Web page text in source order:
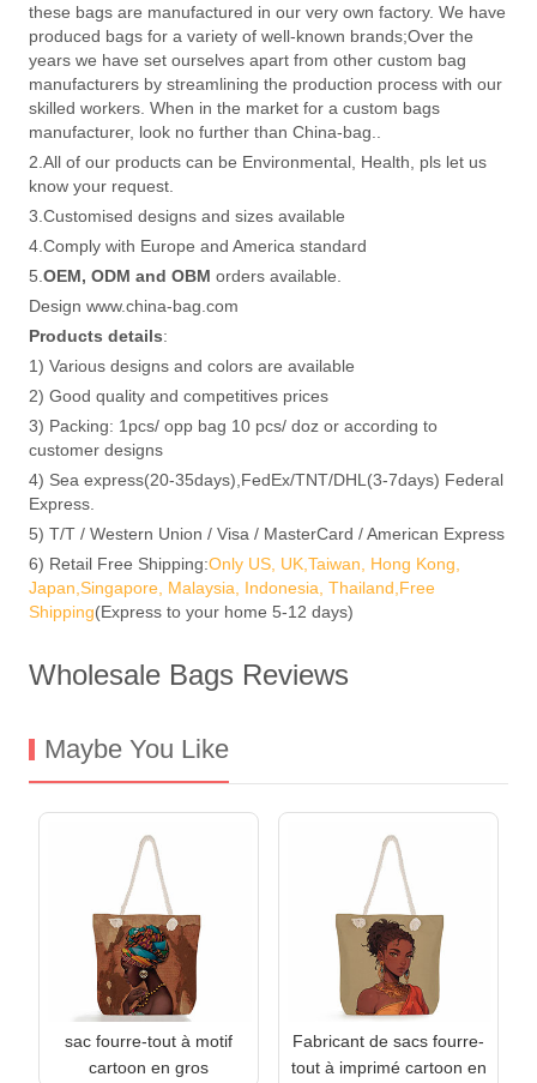
these bags are manufactured in our very own factory. We have
produced bags for a variety of well-known brands;Over the
years we have set ourselves apart from other custom bag
manufacturers by streamlining the production process with our
skilled workers. When in the market for a custom bags
manufacturer, look no further than China-bag..
2.All of our products can be Environmental, Health, pls let us
know your request.
3.Customised designs and sizes available
4.Comply with Europe and America standard
5. OEM, ODM and OBM orders available.
Design www.china-bag.com
Products details:
1) Various designs and colors are available
2) Good quality and competitives prices
3) Packing: 1pcs/ opp bag 10 pcs/ doz or according to
customer designs
4) Sea express(20-35days),FedEx/TNT/DHL(3-7days) Federal
Express.
5) T/T / Western Union / Visa / MasterCard / American Express
6) Retail Free Shipping:Only US, UK,Taiwan, Hong Kong,
Japan,Singapore, Malaysia, Indonesia, Thailand,Free
Shipping(Express to your home 5-12 days)
Wholesale Bags Reviews
Maybe You Like
sac fourre-tout à motif
cartoon en gros
Fabricant de sacs fourre-
tout à imprimé cartoon en